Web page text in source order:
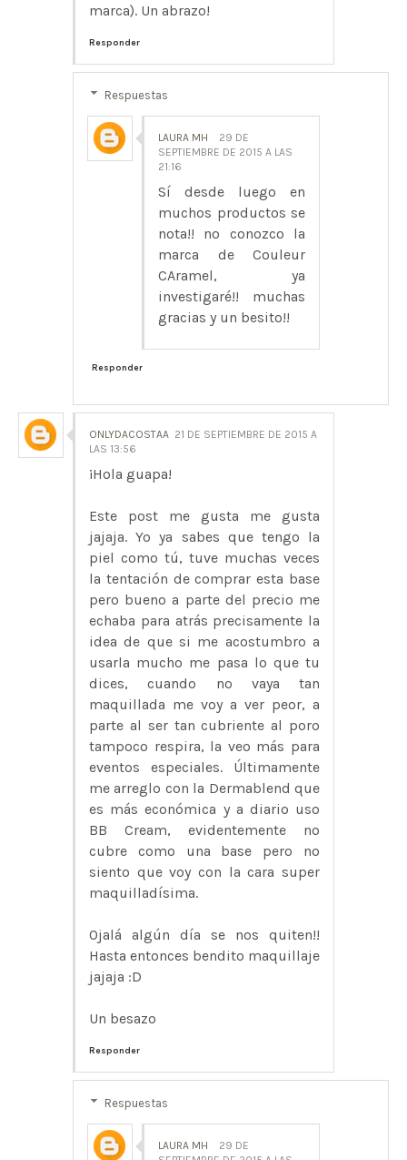
marca). Un abrazo!
Responder
Respuestas
LAURA MH
29 DE
SEPTIEMBRE DE 2015 A LAS
21:16
Sí desde luego en
muchos productos se
nota!! no conozco la
marca de Couleur
CAramel, ya
investigaré!! muchas
gracias y un besito!!
Responder
ONLYDACOSTAA 21 DE SEPTIEMBRE DE 2015 A
LAS 13:56
¡Hola guapa!
Este post me gusta me gusta
jajaja. Yo ya sabes que tengo la
piel como tú, tuve muchas veces
la tentación de comprar esta base
pero bueno a parte del precio me
echaba para atrás precisamente la
idea de que si me acostumbro a
usarla mucho me pasa lo que tu
dices, cuando no vaya tan
maquillada me voy a ver peor, a
parte al ser tan cubriente al poro
tampoco respira, la veo más para
eventos especiales. Últimamente
me arreglo con la Dermablend que
es más económica y a diario uso
BB Cream, evidentemente no
cubre como una base pero no
siento que voy con la cara super
maquilladísima.
Ojalá algún día se nos quiten!!
Hasta entonces bendito maquillaje
jajaja :D
Un besazo
Responder
Respuestas
LAURA MH
29 DE